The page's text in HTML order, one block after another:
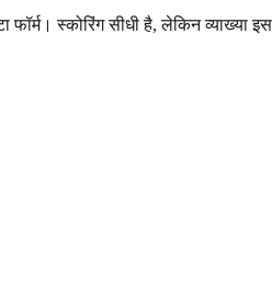
स्कोरिंग सीधी है, लेकिन व्याख्या